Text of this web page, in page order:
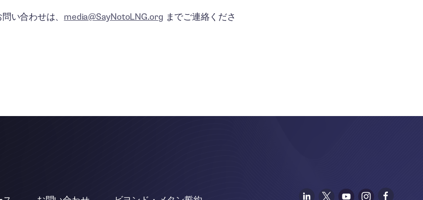
い合わせは、 media@SayNotoLNG.org までご連絡くださ